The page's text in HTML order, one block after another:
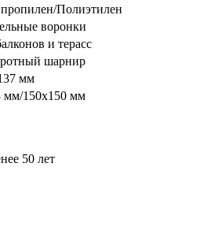
Полиэтилен
воронки
и терасс
шарнир
мм
мм/150x150 мм
50 лет